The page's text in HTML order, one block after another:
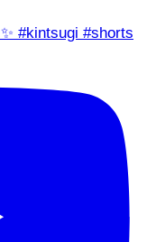
#kintsugi #shorts